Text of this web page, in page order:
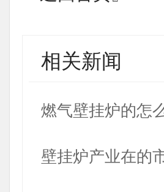
相关新闻
燃气壁挂炉的怎
壁挂炉产业在的